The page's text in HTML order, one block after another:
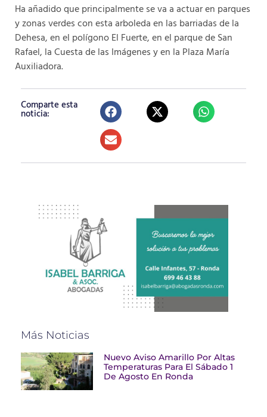
Ha añadido que principalmente se va a actuar en parques
y zonas verdes con esta arboleda en las barriadas de la
Dehesa, en el polígono El Fuerte, en el parque de San
Rafael, la Cuesta de las Imágenes y en la Plaza María
Auxiliadora.
Comparte esta
noticia:
Más Noticias
Nuevo Aviso Amarillo Por Altas
Temperaturas Para El Sábado 1
De Agosto En Ronda